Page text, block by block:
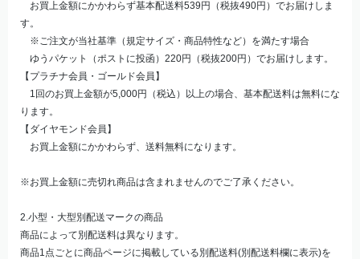
お買上金額にかかわらず基本配送料539円（税抜490円）でお届けしま
す。
※ご注文が当社基準（規定サイズ・商品特性など）を満たす場合
ゆうパケット（ポストに投函）220円（税抜200円）でお届けします。
【プラチナ会員・ゴールド会員】
1回のお買上金額が5,000円（税込）以上の場合、基本配送料は無料にな
ります。
【ダイヤモンド会員】
お買上金額にかかわらず、送料無料になります。
※お買上金額に売切れ商品は含まれませんのでご了承ください。
2.小型・大型別配送マークの商品
商品によって別配送料は異なります。
商品1点ごとに商品ページに掲載している別配送料(別配送料欄に表示)を